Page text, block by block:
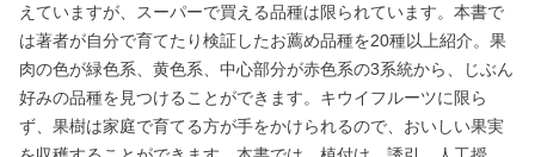
えていますが、スーパーで買える品種は限られています。本書で
は著者が自分で育てたり検証したお薦め品種を20種以上紹介。果
肉の色が緑色系、黄色系、中心部分が赤色系の3系統から、じぶん
好みの品種を見つけることができます。キウイフルーツに限ら
ず、果樹は家庭で育てる方が手をかけられるので、おいしい果実